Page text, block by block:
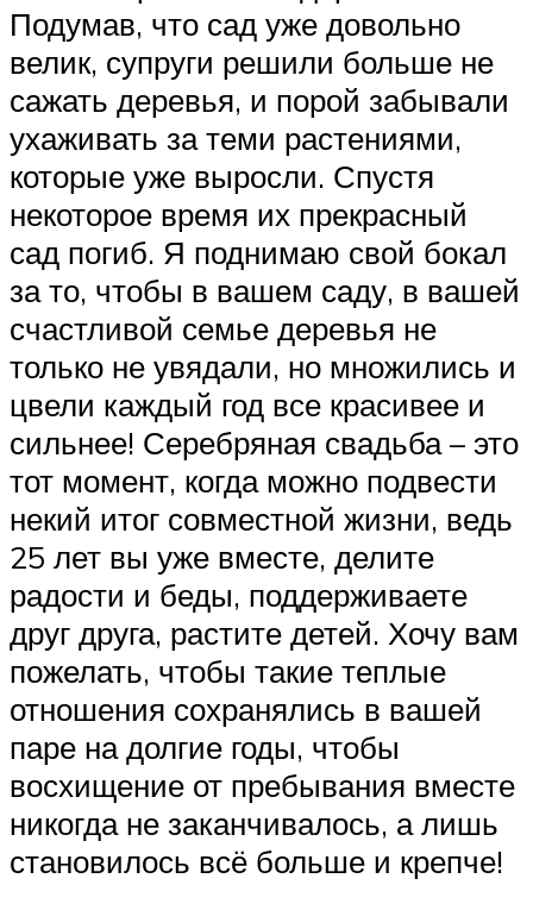
Подумав, что сад уже довольно
велик, супруги решили больше не
сажать деревья, и порой забывали
ухаживать за теми растениями,
которые уже выросли. Спустя
некоторое время их прекрасный
сад погиб. Я поднимаю свой бокал
за то, чтобы в вашем саду, в вашей
счастливой семье деревья не
только не увядали, но множились и
цвели каждый год все красивее и
сильнее! Серебряная свадьба – это
тот момент, когда можно подвести
некий итог совместной жизни, ведь
25 лет вы уже вместе, делите
радости и беды, поддерживаете
друг друга, растите детей. Хочу вам
пожелать, чтобы такие теплые
отношения сохранялись в вашей
паре на долгие годы, чтобы
восхищение от пребывания вместе
никогда не заканчивалось, а лишь
становилось всё больше и крепче!